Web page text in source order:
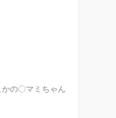
の〇マミちゃん